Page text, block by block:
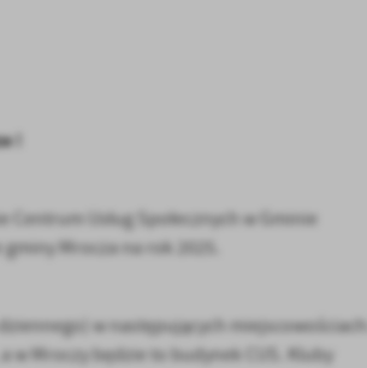
!
Usług Społecznych w Gminie
Mrocza na rok 2025.
w następujących miejscowościach:
Mroczy będzie to budynek CUS. Kluby